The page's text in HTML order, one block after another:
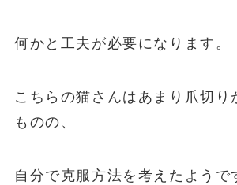
何かと工夫が必要になります。
こちらの猫さんはあまり爪切り
ものの、
自分で克服方法を考えたようで